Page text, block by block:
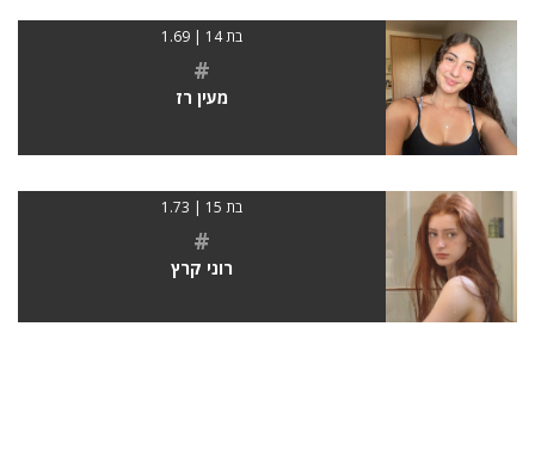
בת 14 | 1.69
#
מעין רז
בת 15 | 1.73
#
רוני קרץ